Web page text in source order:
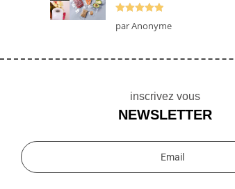
par Anonyme
inscrivez vous
NEWSLETTER
Email